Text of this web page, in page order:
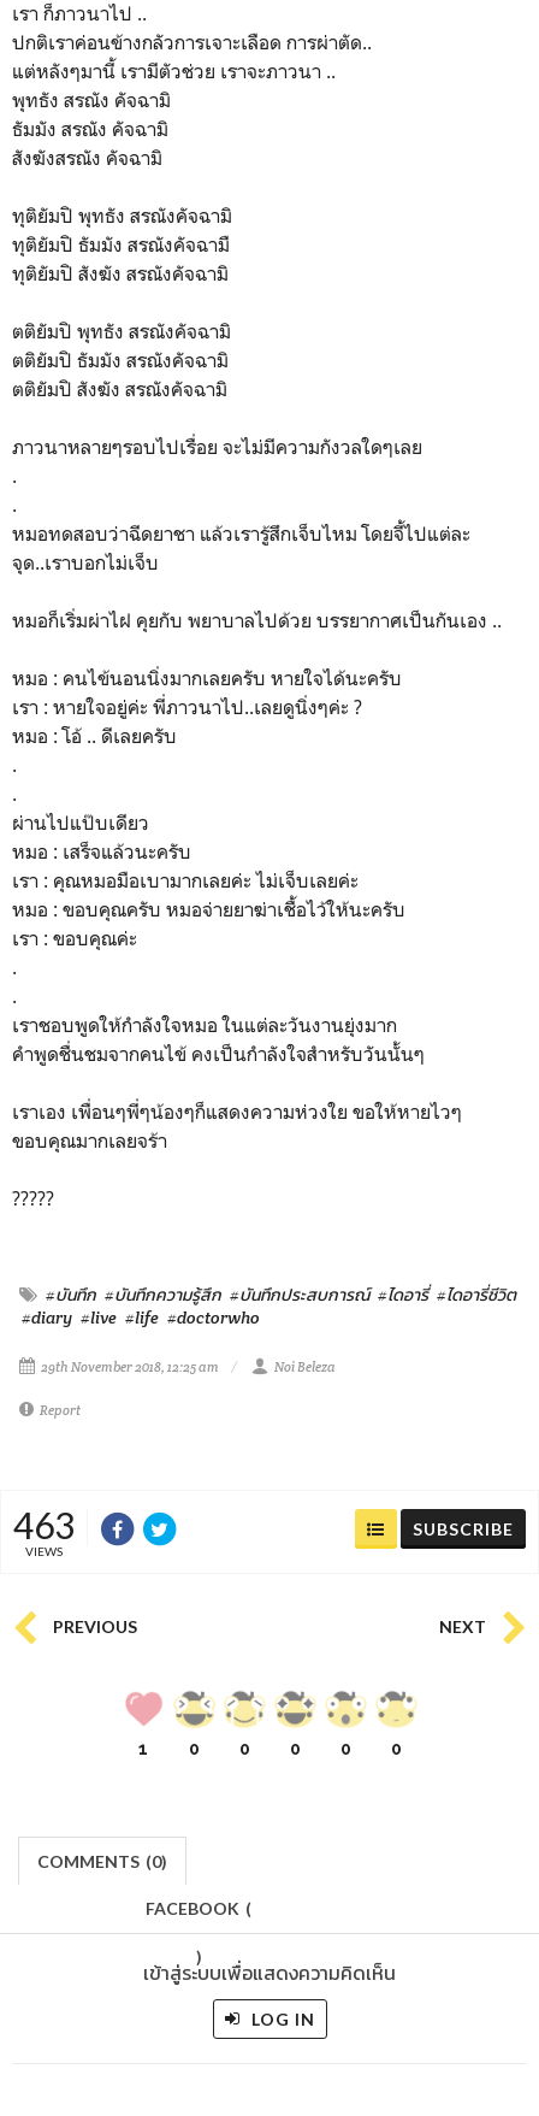
เรา ก็ภาวนาไป ..
ปกติเราค่อนข้างกลัวการเจาะเลือด การผ่าตัด..
แต่หลังๆมานี้ เรามีตัวช่วย เราจะภาวนา ..
พุทธัง สรณัง คัจฉามิ
ธัมมัง สรณัง คัจฉามิ
สังฆังสรณัง คัจฉามิ
ทุติยัมปิ พุทธัง สรณังคัจฉามิ
ทุติยัมปิ ธัมมัง สรณังคัจฉามื
ทุติยัมปิ สังฆัง สรณังคัจฉามิ
ตติยัมปิ พุทธัง สรณังคัจฉามิ
ตติยัมปิ ธัมมัง สรณังคัจฉามิ
ตติยัมปิ สังฆัง สรณังคัจฉามิ
ภาวนาหลายๆรอบไปเรื่อย จะไม่มีความกังวลใดๆเลย
.
.
หมอทดสอบว่าฉีดยาชา แล้วเรารู้สึกเจ็บไหม โดยจี้ไปแต่ละ
จุด..เราบอกไม่เจ็บ
หมอก็เริ่มผ่าไฝ คุยกับ พยาบาลไปด้วย บรรยากาศเป็นกันเอง ..
หมอ : คนไข้นอนนิ่งมากเลยครับ หายใจได้นะครับ
เรา : หายใจอยู่ค่ะ พี่ภาวนาไป..เลยดูนิ่งๆค่ะ ?
หมอ : โอ้ .. ดีเลยครับ
.
.
ผ่านไปแป๊บเดียว
หมอ : เสร็จแล้วนะครับ
เรา : คุณหมอมือเบามากเลยค่ะ ไม่เจ็บเลยค่ะ
หมอ : ขอบคุณครับ หมอจ่ายยาฆ่าเชื้อไว้ให้นะครับ
เรา : ขอบคุณค่ะ
.
.
เราชอบพูดให้กำลังใจหมอ ในแต่ละวันงานยุ่งมาก
คำพูดชื่นชมจากคนไข้ คงเป็นกำลังใจสำหรับวันนั้นๆ
เราเอง เพื่อนๆพี่ๆน้องๆก็แสดงความห่วงใย ขอให้หายไวๆ
ขอบคุณมากเลยจร้า
?????
#บันทึก #บันทึกความรู้สึก #บันทึกประสบการณ์ #ไดอารี่ #ไดอารี่ชีวิต
#diary #live #life #doctorwho
29th November 2018, 12:25 am Noi Beleza
Report
463
VIEWS
SUBSCRIBE
PREVIOUS NEXT
1 0 0 0 0 0
COMMENTS (0)
FACEBOOK (
)
เข้าสู่ระบบเพื่อแสดงความคิดเห็น
LOG IN